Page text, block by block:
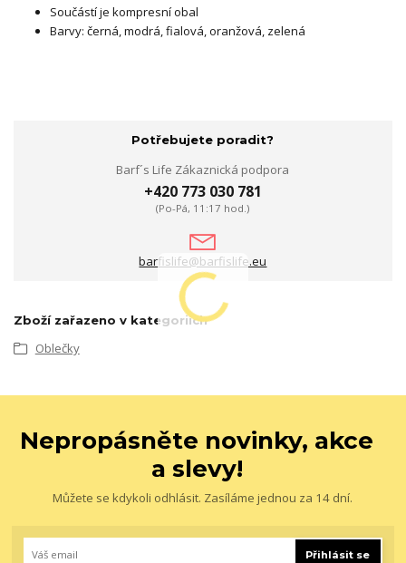
Součástí je kompresní obal
Barvy: černá, modrá, fialová, oranžová, zelená
Potřebujete poradit?
Barf´s Life Zákaznická podpora
+420 773 030 781
(Po-Pá, 11:17 hod.)
barfislife@barfislife.eu
Zboží zařazeno v kategoriích
Oblečky
Nepropásněte novinky, akce
a slevy!
Můžete se kdykoli odhlásit. Zasíláme jednou za 14 dní.
Přihlásit se